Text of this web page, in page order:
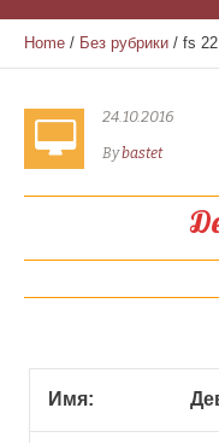
Home / Без рубрики / fs
24.10.2016
Bybastet
Имя: